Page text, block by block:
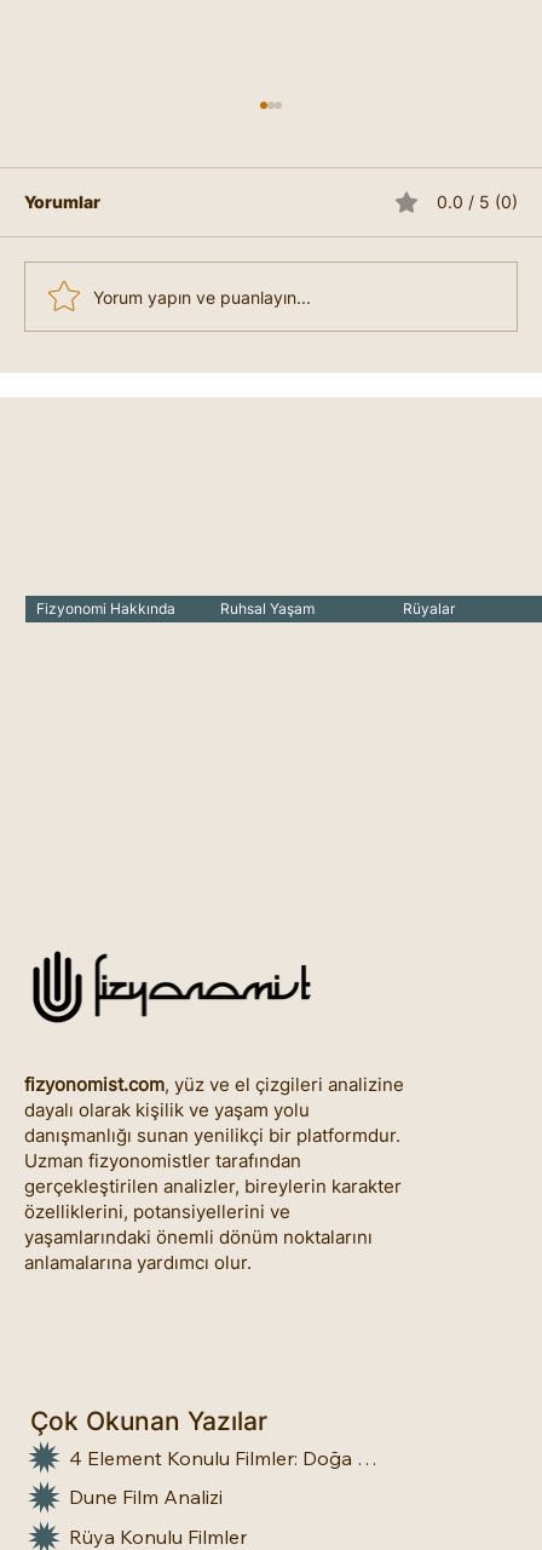
Fizyonomi Hakkında Ruhsal Yaşam Rüyalar
Yorumlar 0.0 / 5 (0)
Yorum yapın ve puanlayın...
fizyonomist.com, yüz ve el çizgileri analizine
dayalı olarak kişilik ve yaşam yolu
danışmanlığı sunan yenilikçi bir platformdur.
Uzman fizyonomistler tarafından
gerçekleştirilen analizler, bireylerin karakter
özelliklerini, potansiyellerini ve
yaşamlarındaki önemli dönüm noktalarını
anlamalarına yardımcı olur.
Çok Okunan Yazılar
4 Element Konulu Filmler: Doğa Üstü Güçler
Dune Film Analizi
Rüya Konulu Filmler